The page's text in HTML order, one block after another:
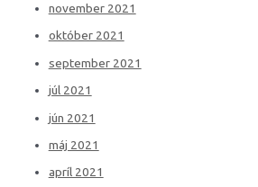
november 2021
október 2021
september 2021
júl 2021
jún 2021
máj 2021
apríl 2021